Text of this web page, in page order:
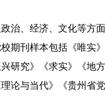
治、经济、文化等方
期刊样本包括《唯实
研究》《求实》《地
论与当代》《贵州省